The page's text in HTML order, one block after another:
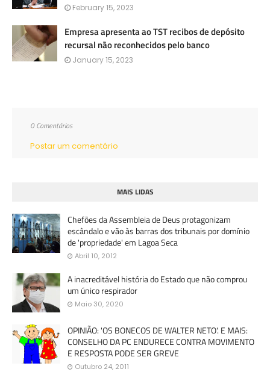
February 15, 2023
Empresa apresenta ao TST recibos de depósito
recursal não reconhecidos pelo banco
January 15, 2023
0 Comentários
Postar um comentário
MAIS LIDAS
Chefões da Assembleia de Deus protagonizam
escândalo e vão às barras dos tribunais por domínio
de 'propriedade' em Lagoa Seca
Abril 10, 2012
A inacreditável história do Estado que não comprou
um único respirador
Maio 30, 2020
OPINIÃO: 'OS BONECOS DE WALTER NETO'. E MAIS:
CONSELHO DA PC ENDURECE CONTRA MOVIMENTO
E RESPOSTA PODE SER GREVE
Outubro 24, 2011